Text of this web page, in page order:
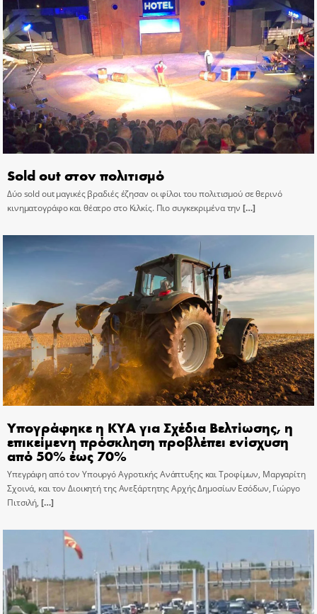
Sold out στον πολιτισμό
Δύο sold out μαγικές βραδιές έζησαν οι φίλοι του πολιτισμού σε θερινό
κινηματογράφο και θέατρο στο Κιλκίς. Πιο συγκεκριμένα την […]
Υπογράφηκε η ΚΥΑ για Σχέδια Βελτίωσης, η
επικείμενη πρόσκληση προβλέπει ενίσχυση
από 50% έως 70%
Υπεγράφη από τον Υπουργό Αγροτικής Ανάπτυξης και Τροφίμων, Μαργαρίτη
Σχοινά, και τον Διοικητή της Ανεξάρτητης Αρχής Δημοσίων Εσόδων, Γιώργο
Πιτσιλή, […]